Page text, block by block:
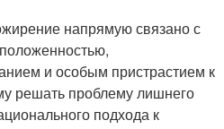
напрямую связано с
и особым пристрастием к
решать проблему лишнего
подхода к